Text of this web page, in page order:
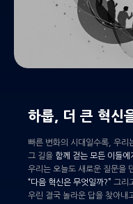
하룹, 더 큰 혁신
빠른 변화의 시대일수록, 우리
그 길을 함께 걷는 모든 이들에
우리는 오늘도 새로운 질문을
“다음 혁신은 무엇일까?” 그리
우린 결국 놀라운 답을 찾아내